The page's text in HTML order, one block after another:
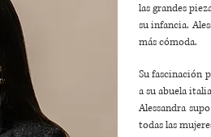
las grandes
su infancia.
más cómoda.
Su fascinación
a su abuela
Alessandra
todas las